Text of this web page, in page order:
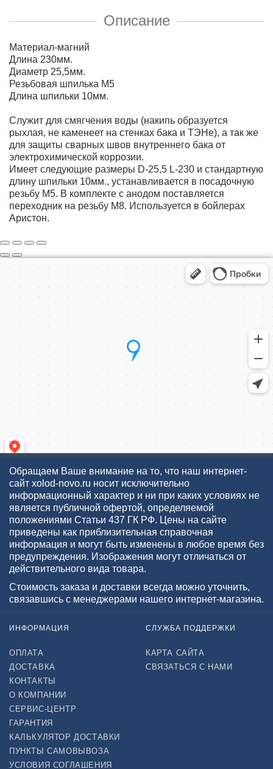
Описание
Материал-магний
Длина 230мм.
Диаметр 25,5мм.
Резьбовая шпилька М5
Длина шпильки 10мм.
Служит для смягчения воды (накипь образуется
рыхлая, не каменеет на стенках бака и ТЭНе), а так же
для защиты сварных швов внутреннего бака от
электрохимической коррозии.
Имеет следующие размеры D-25,5 L-230 и стандартную
длину шпильки 10мм., устанавливается в посадочную
резьбу М5. В комплекте с анодом поставляется
переходник на резьбу М8. Используется в бойлерах
Аристон.
Обращаем Ваше внимание на то, что наш интернет-
сайт xolod-novo.ru носит исключительно
информационный характер и ни при каких условиях не
является публичной офертой, определяемой
положениями Статьи 437 ГК РФ. Цены на сайте
приведены как приблизительная справочная
информация и могут быть изменены в любое время без
предупреждения. Изображения могут отличаться от
действительного вида товара.
Стоимость заказа и доставки всегда можно уточнить,
связавшись с менеджерами нашего интернет-магазина.
ИНФОРМАЦИЯ
ОПЛАТА
ДОСТАВКА
КОНТАКТЫ
О КОМПАНИИ
СЕРВИС-ЦЕНТР
ГАРАНТИЯ
КАЛЬКУЛЯТОР ДОСТАВКИ
ПУНКТЫ САМОВЫВОЗА
УСЛОВИЯ СОГЛАШЕНИЯ
СЛУЖБА ПОДДЕРЖКИ
КАРТА САЙТА
СВЯЗАТЬСЯ С НАМИ